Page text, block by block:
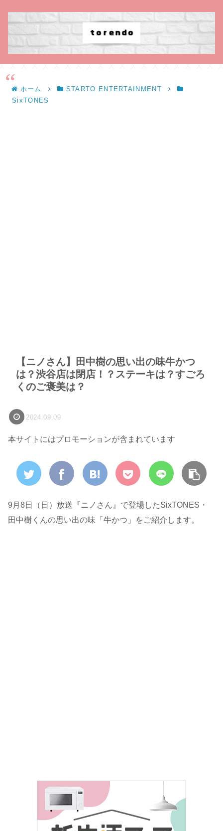
ホーム
STARTO ENTERTAINMENT
SixTONES
【ニノさん】田中樹の思い出の味牛かつ
は？渋谷店は閉店！？ステーキは？すごろ
くのご褒美は？
2024.09.09
本サイトにはプロモーションが含まれています
9月8日（日）放送『ニノさん』で登場したSixTONES・
田中樹くんの思い出の味「牛かつ」をご紹介します。